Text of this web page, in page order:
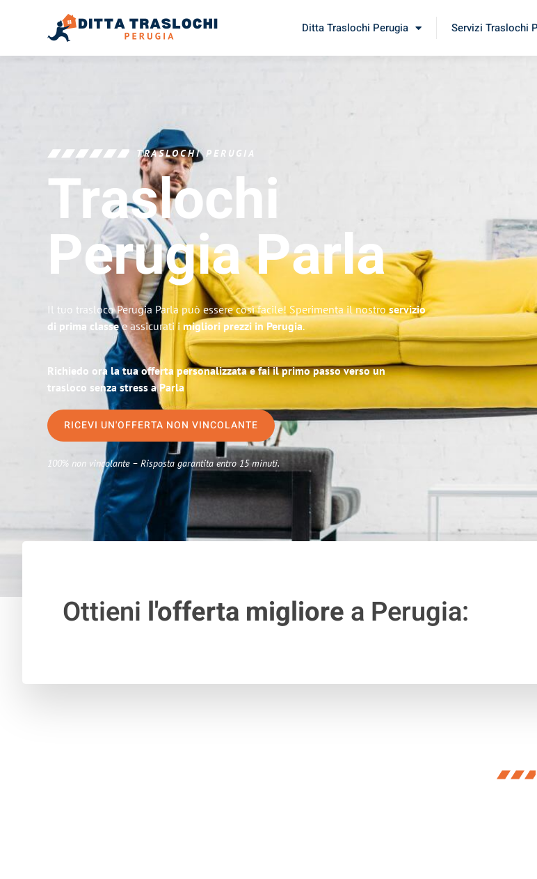
Ditta Traslochi Perugia Servizi Traslochi
TRASLOCHI PERUGIA
Traslochi
PerugiaParla
Il tuo trasloco Perugia Parla può essere così facile! Sperimenta il nostroservizio
di prima classee assicurati i migliori prezzi in Perugia.
Richiedo ora la tua offerta personalizzata e fai il primo passo verso un
trasloco senza stress a Parla
RICEVI UN'OFFERTA NON VINCOLANTE
100% non vincolante – Risposta garantita entro 15 minuti.
Ottieni l'offerta migliorea Perugia: